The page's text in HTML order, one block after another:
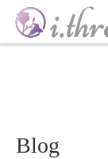
Blog